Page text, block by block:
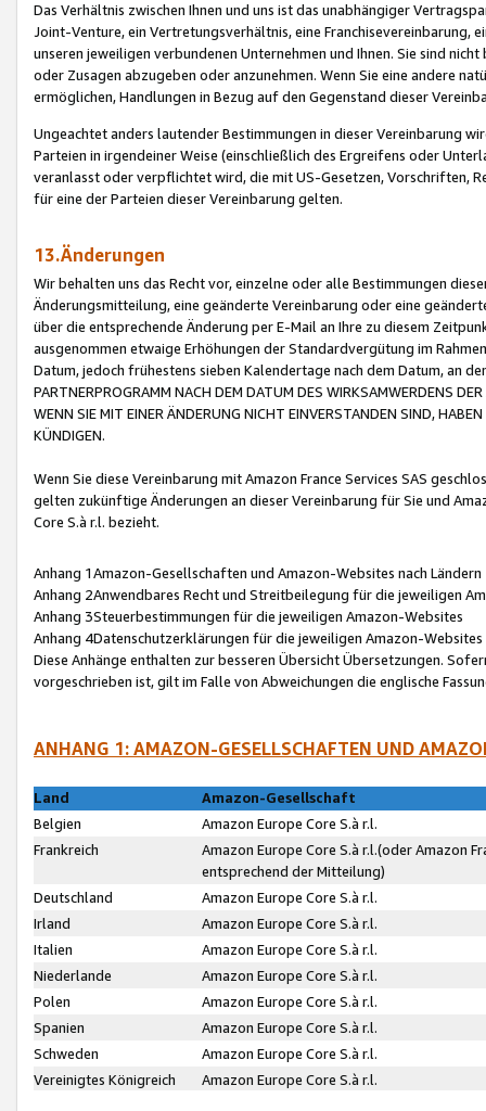
Das Verhältnis zwischen Ihnen und uns ist das unabhängiger
Joint-Venture, ein Vertretungsverhältnis, eine Franchisevereinbarung,
unseren jeweiligen verbundenen Unternehmen und Ihnen. Sie sind
oder Zusagen abzugeben oder anzunehmen. Wenn Sie eine andere
ermöglichen, Handlungen in Bezug auf den Gegenstand dieser
Ungeachtet anders lautender Bestimmungen in dieser Vereinbarung
Parteien in irgendeiner Weise (einschließlich des Ergreifens oder
veranlasst oder verpflichtet wird, die mit US-Gesetzen, Vorschriften,
für eine der Parteien dieser Vereinbarung gelten.
13.Änderungen
Wir behalten uns das Recht vor, einzelne oder alle Bestimmungen
Änderungsmitteilung, eine geänderte Vereinbarung oder eine
über die entsprechende Änderung per E-Mail an Ihre zu diesem
ausgenommen etwaige Erhöhungen der Standardvergütung im
Datum, jedoch frühestens sieben Kalendertage nach dem Datum, an
PARTNERPROGRAMM NACH DEM DATUM DES WIRKSAMWERDENS
WENN SIE MIT EINER ÄNDERUNG NICHT EINVERSTANDEN SIND,
KÜNDIGEN.
Wenn Sie diese Vereinbarung mit Amazon France Services SAS
gelten zukünftige Änderungen an dieser Vereinbarung für Sie und
Core S.à r.l. bezieht.
Anhang 1Amazon-Gesellschaften und Amazon-Websites nach Ländern
Anhang 2Anwendbares Recht und Streitbeilegung für die jeweiligen
Anhang 3Steuerbestimmungen für die jeweiligen Amazon-Websites
Anhang 4Datenschutzerklärungen für die jeweiligen Amazon-Websites
Diese Anhänge enthalten zur besseren Übersicht Übersetzungen.
vorgeschrieben ist, gilt im Falle von Abweichungen die englische
ANHANG 1: AMAZON-GESELLSCHAFTEN UND
Land
Amazon-Gesellschaft
Belgien
Amazon Europe Core S.à r.l.
Frankreich
Amazon Europe Core S.à r.l.(oder Amazon
entsprechend der Mitteilung)
Deutschland
Amazon Europe Core S.à r.l.
Irland
Amazon Europe Core S.à r.l.
Italien
Amazon Europe Core S.à r.l.
Niederlande
Amazon Europe Core S.à r.l.
Polen
Amazon Europe Core S.à r.l.
Spanien
Amazon Europe Core S.à r.l.
Schweden
Amazon Europe Core S.à r.l.
Vereinigtes Königreich
Amazon Europe Core S.à r.l.